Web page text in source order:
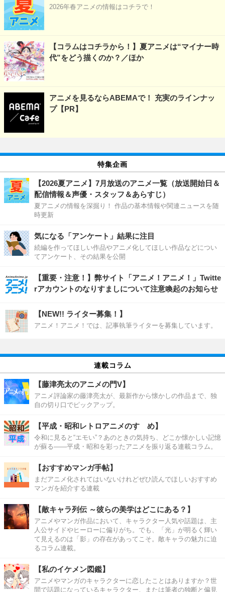
2026年春アニメの情報はコチラで！
【コラムはコチラから！】夏アニメは“マイナー時
代”をどう描くのか？／ほか
アニメを見るならABEMAで！ 充実のラインナッ
プ【PR】
特集企画
【2026夏アニメ】7月放送のアニメ一覧（放送開始日＆
配信情報＆声優・スタッフ＆あらすじ）
夏アニメの情報を深掘り！ 作品の基本情報や関連ニュースを随
時更新
気になる「アンケート」結果に注目
続編を作ってほしい作品やアニメ化してほしい作品などについ
てアンケート、その結果を公開
【重要・注意！】弊サイト「アニメ！アニメ！」Twitte
rアカウントのなりすましについて注意喚起のお知らせ
【NEW!! ライター募集！】
アニメ！アニメ！では、記事執筆ライターを募集しています。
連載コラム
【藤津亮太のアニメの門V】
アニメ評論家の藤津亮太が、最新作から懐かしの作品まで、独
自の切り口でピックアップ。
【平成・昭和レトロアニメのすゝめ】
令和に見ると“エモい”？あのときの気持ち、どこか懐かしい記憶
が蘇る――平成・昭和を彩ったアニメを振り返る連載コラム。
【おすすめマンガ手帖】
まだアニメ化されてはいないけれどぜひ読んでほしいおすすめ
マンガを紹介する連載
【敵キャラ列伝 ～彼らの美学はどこにある？】
アニメやマンガ作品において、キャラクター人気や話題は、主
人公サイドやヒーローに偏りがち。でも、「光」が明るく輝い
て見えるのは「影」の存在があってこそ。敵キャラの魅力に迫
るコラム連載。
【私のイケメン図鑑】
アニメやマンガのキャラクターに恋したことはありますか？世
間で話題になっているキャラクター、または筆者の独断と偏見